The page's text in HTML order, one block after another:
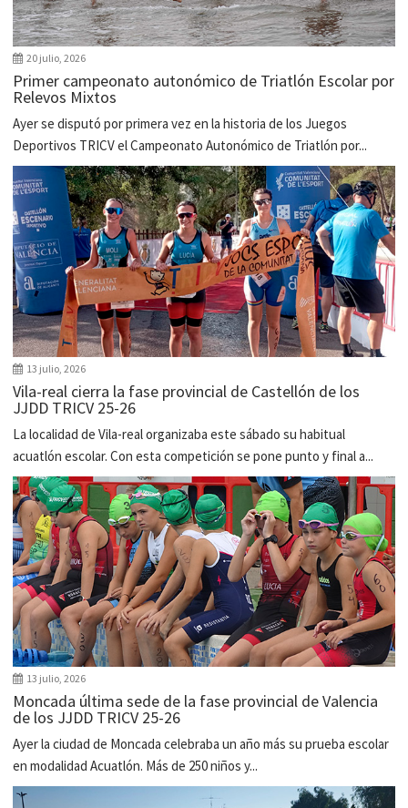
20 julio, 2026
Primer campeonato autonómico de Triatlón Escolar por
Relevos Mixtos
Ayer se disputó por primera vez en la historia de los Juegos
Deportivos TRICV el Campeonato Autonómico de Triatlón por...
13 julio, 2026
Vila-real cierra la fase provincial de Castellón de los
JJDD TRICV 25-26
La localidad de Vila-real organizaba este sábado su habitual
acuatlón escolar. Con esta competición se pone punto y final a...
13 julio, 2026
Moncada última sede de la fase provincial de Valencia
de los JJDD TRICV 25-26
Ayer la ciudad de Moncada celebraba un año más su prueba escolar
en modalidad Acuatlón. Más de 250 niños y...